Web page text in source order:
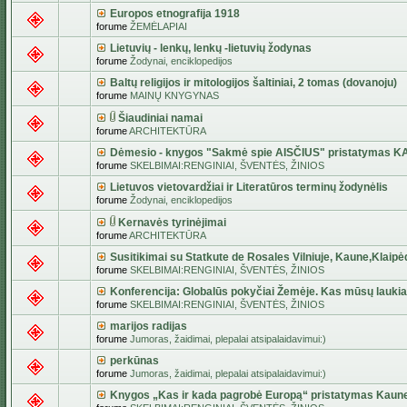
Europos etnografija 1918
forume ŽEMĖLAPIAI
Lietuvių - lenkų, lenkų -lietuvių žodynas
forume Žodynai, enciklopedijos
Baltų religijos ir mitologijos šaltiniai, 2 tomas (dovanoju)
forume MAINŲ KNYGYNAS
Šiaudiniai namai
forumeARCHITEKTŪRA
Dėmesio - knygos "Sakmė spie AISČIUS" pristatymas
forume SKELBIMAI:RENGINIAI, ŠVENTĖS, ŽINIOS
Lietuvos vietovardžiai ir Literatūros terminų žodynėlis
forume Žodynai, enciklopedijos
Kernavės tyrinėjimai
forumeARCHITEKTŪRA
Susitikimai su Statkute de Rosales Vilniuje,
forume SKELBIMAI:RENGINIAI, ŠVENTĖS, ŽINIOS
Konferencija: Globalūs pokyčiai Žemėje. Kas mūsų
forume SKELBIMAI:RENGINIAI, ŠVENTĖS, ŽINIOS
marijos radijas
forume Jumoras, žaidimai, plepalai atsipalaidavimui:)
perkūnas
forume Jumoras, žaidimai, plepalai atsipalaidavimui:)
Knygos „Kas ir kada pagrobė Europą“ pristatymas